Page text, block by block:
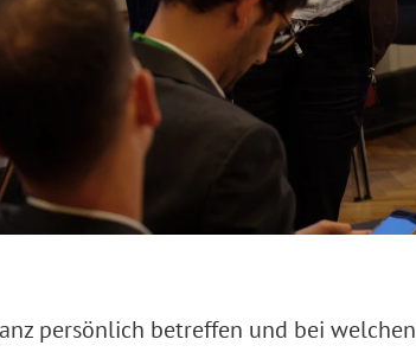
persönlich betreffen und bei welchen